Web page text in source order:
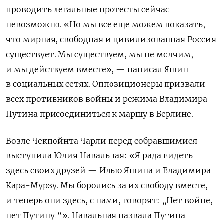
проводить легальные протесты сейчас
невозможно. «Но мы все еще можем показать,
что мирная, свободная и цивилизованная Россия
существует. Мы существуем, мы не молчим,
и мы действуем вместе», — написал Яшин
в социальных сетях. Оппозиционеры призвали
всех противников войны и режима Владимира
Путина присоединиться к маршу в Берлине.
Возле Чекпойнта Чарли перед собравшимися
выступила Юлия Навальная: «Я рада видеть
здесь своих друзей — Илью Яшина и Владимира
Кара-Мурзу. Мы боролись за их свободу вместе,
и теперь они здесь, с нами, говорят: „Нет войне,
нет Путину!“». Навальная назвала Путина